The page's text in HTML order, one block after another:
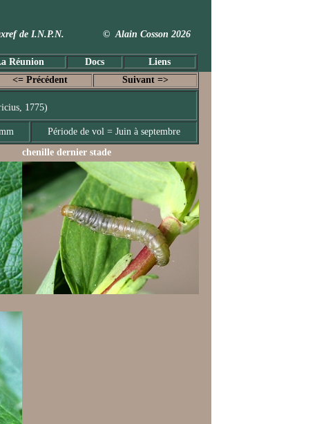
Taxref de I.N.P.N. © Alain Cosson 2026
Réunion Docs Liens
<= Précédent Suivant =>
1775)
Période de vol = Juin à septembre
chenille dernier stade